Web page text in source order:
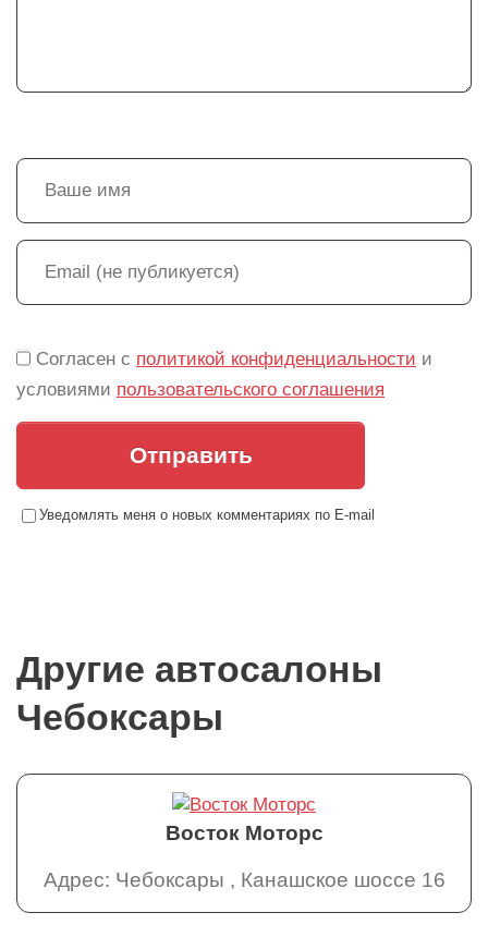
Согласен с политикой конфиденциальности и
условиями пользовательского соглашения
Отправить
Уведомлять меня о новых комментариях по E-mail
Другие автосалоны
Чебоксары
Восток Моторс
Адрес: Чебоксары , Канашское шоссе 16